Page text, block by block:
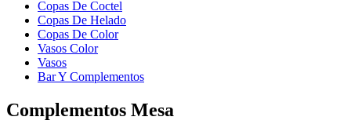
Copas De Coctel
Copas De Helado
Copas De Color
Vasos Color
Vasos
Bar Y Complementos
Complementos Mesa